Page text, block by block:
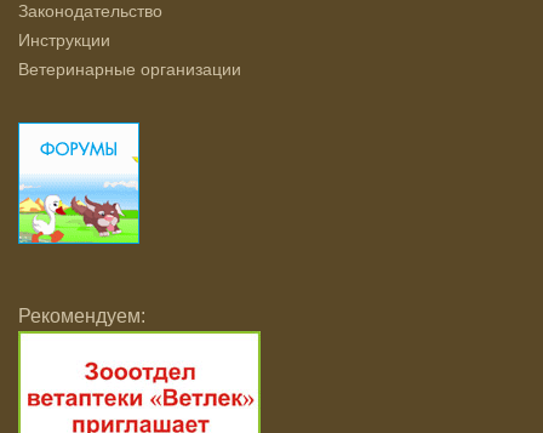
Законодательство
Инструкции
Ветеринарные организации
Рекомендуем: